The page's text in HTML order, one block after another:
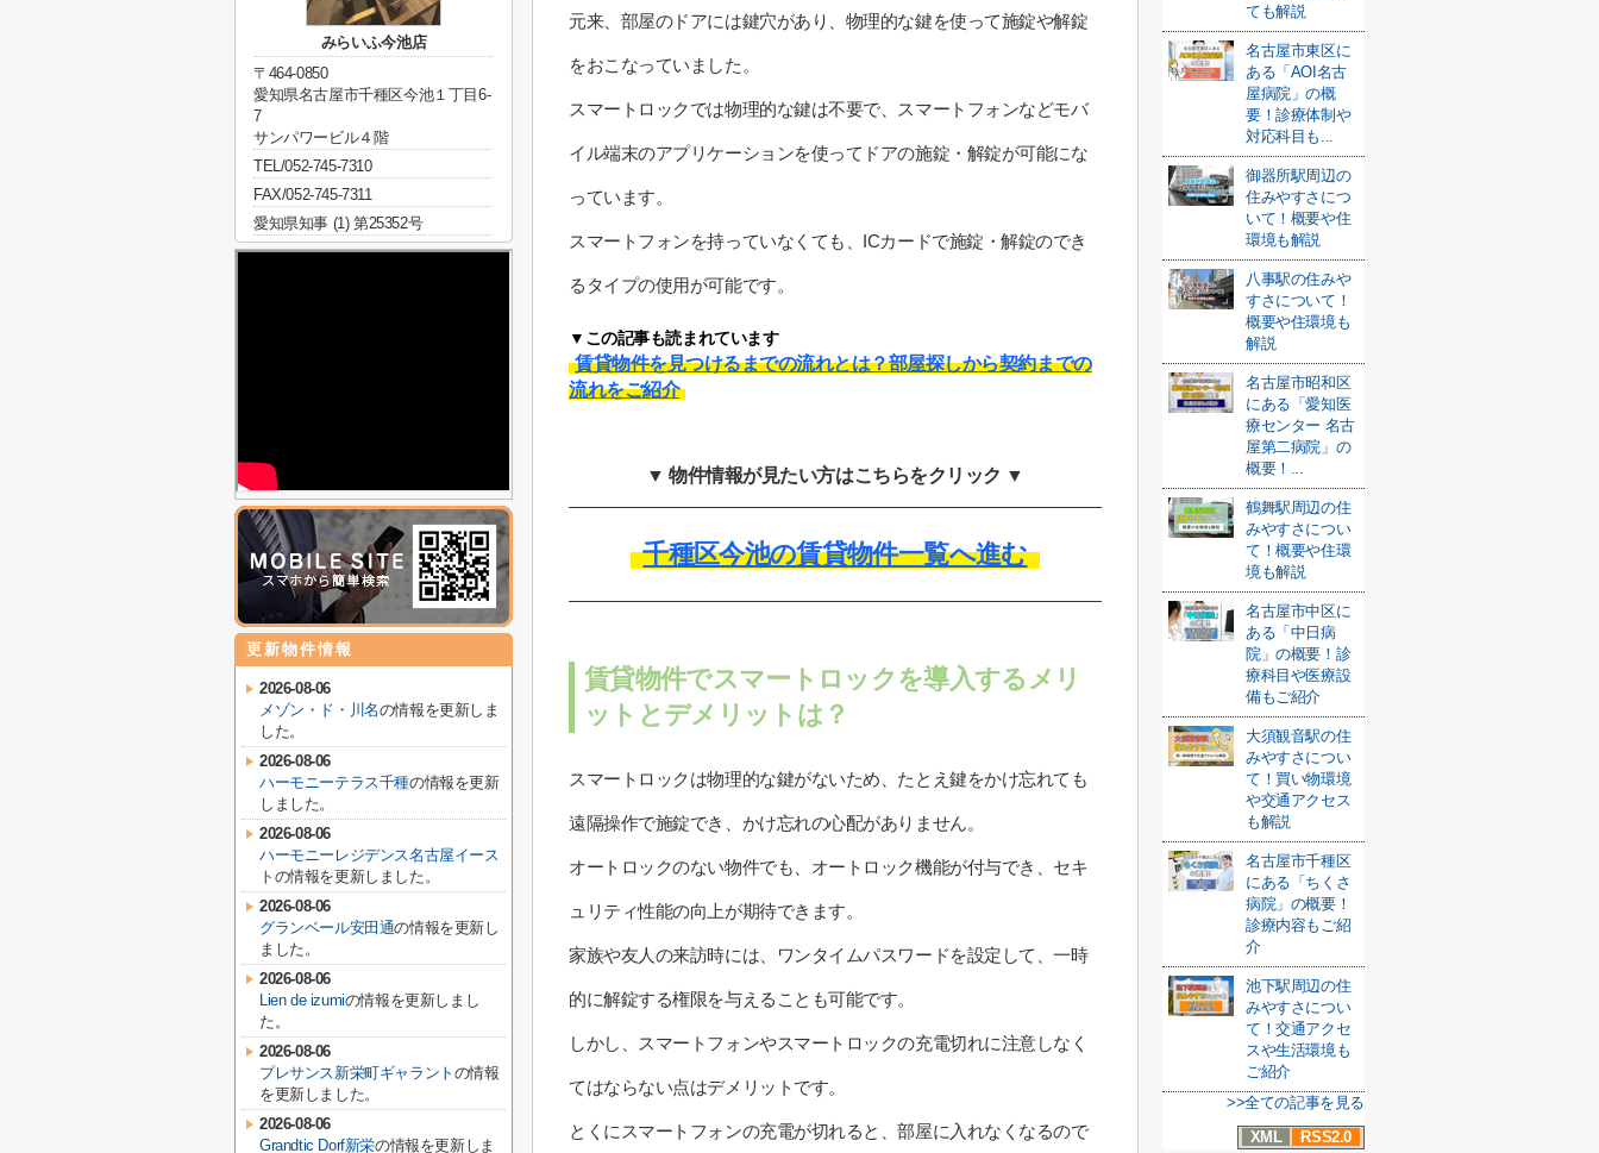
元来、部屋のドアには鍵穴があり、物理的な鍵を使って施錠や解錠
をおこなっていました。
スマートロックでは物理的な鍵は不要で、スマートフォンなどモバ
イル端末のアプリケーションを使ってドアの施錠・解錠が可能にな
っています。
スマートフォンを持っていなくても、ICカードで施錠・解錠のでき
るタイプの使用が可能です。
▼この記事も読まれています
賃貸物件を見つけるまでの流れとは？部屋探しから契約までの
流れをご紹介
▼ 物件情報が見たい方はこちらをクリック ▼
千種区今池の賃貸物件一覧へ進む
賃貸物件でスマートロックを導入するメリ
ットとデメリットは？
スマートロックは物理的な鍵がないため、たとえ鍵をかけ忘れても
遠隔操作で施錠でき、かけ忘れの心配がありません。
オートロックのない物件でも、オートロック機能が付与でき、セキ
ュリティ性能の向上が期待できます。
家族や友人の来訪時には、ワンタイムパスワードを設定して、一時
的に解錠する権限を与えることも可能です。
しかし、スマートフォンやスマートロックの充電切れに注意しなく
てはならない点はデメリットです。
とくにスマートフォンの充電が切れると、部屋に入れなくなるので
ても解説
名古屋市東区に
ある「AOI名古
屋病院」の概
要！診療体制や
対応科目も...
御器所駅周辺の
住みやすさにつ
いて！概要や住
環境も解説
八事駅の住みや
すさについて！
概要や住環境も
解説
名古屋市昭和区
にある「愛知医
療センター 名古
屋第二病院」の
概要！...
鶴舞駅周辺の住
みやすさについ
て！概要や住環
境も解説
名古屋市中区に
ある「中日病
院」の概要！診
療科目や医療設
備もご紹介
大須観音駅の住
みやすさについ
て！買い物環境
や交通アクセス
も解説
名古屋市千種区
にある「ちくさ
病院」の概要！
診療内容もご紹
介
池下駅周辺の住
みやすさについ
て！交通アクセ
スや生活環境も
ご紹介
>>全ての記事を見る
XML
RSS2.0
みらいふ今池店
〒464-0850
愛知県名古屋市千種区今池１丁目6-
7
サンパワービル４階
TEL/052-745-7310
FAX/052-745-7311
愛知県知事 (1) 第25352号
更新物件情報
2026-08-06
メゾン・ド・川名の情報を更新しま
した。
2026-08-06
ハーモニーテラス千種の情報を更新
しました。
2026-08-06
ハーモニーレジデンス名古屋イース
ト の情報を更新しました。
2026-08-06
グランベール安田通の情報を更新し
ました。
2026-08-06
Lien de izumiの情報を更新しまし
た。
2026-08-06
プレサンス新栄町ギャラント の情報
を更新しました。
2026-08-06
Grandtic Dorf新栄の情報を更新しま